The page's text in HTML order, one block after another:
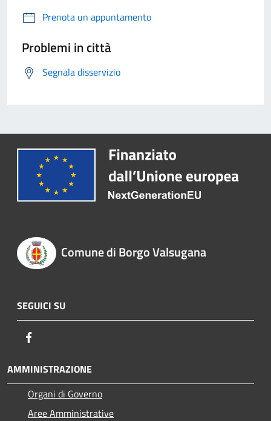
Prenota un appuntamento
Problemi in città
Segnala disservizio
Comune di Borgo Valsugana
SEGUICI SU
AMMINISTRAZIONE
Organi di Governo
Aree Amministrative